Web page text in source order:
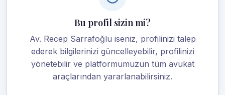
Bu profil sizin mi?
Av. Recep Sarrafoğlu iseniz, profilinizi talep
ederek bilgilerinizi güncelleyebilir, profilinizi
yönetebilir ve platformumuzun tüm avukat
araçlarından yararlanabilirsiniz.